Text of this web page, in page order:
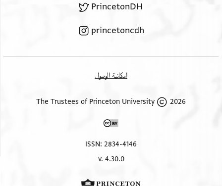
PrincetonDH
princetoncdh
إمكانية الوصول
2026 The Trustees of Princeton University
ISSN: 2834-4146
v. 4.30.0